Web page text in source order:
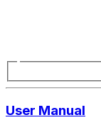
User Manual